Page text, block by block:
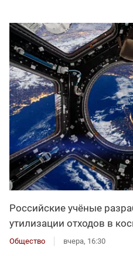
Российские учёные
утилизации отходов в
Общество вчера, 16:30